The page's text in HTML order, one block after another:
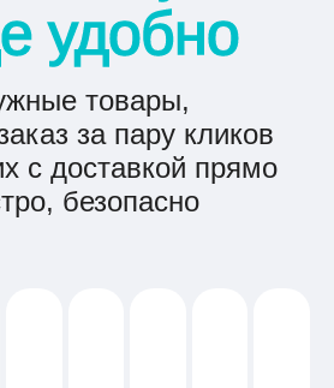
удобно
товары,
за пару кликов
с доставкой прямо
безопасно